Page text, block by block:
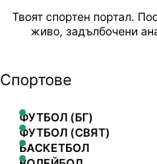
Твоят спортен портал.
живо, задълбочени
Спортове
ФУТБОЛ (БГ)
ФУТБОЛ (СВЯТ)
БАСКЕТБОЛ